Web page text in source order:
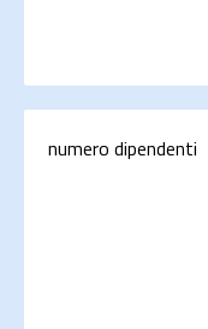
numero dipendenti